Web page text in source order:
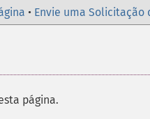
• Envie uma Solicitação
página.